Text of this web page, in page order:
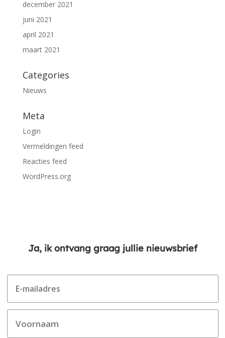
december 2021
juni 2021
april 2021
maart 2021
Categories
Nieuws
Meta
Login
Vermeldingen feed
Reacties feed
WordPress.org
Ja, ik ontvang graag jullie nieuwsbrief